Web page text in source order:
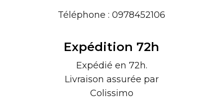
Téléphone : 0978452106
Expédition 72h
Expédié en 72h.
Livraison assurée par
Colissimo